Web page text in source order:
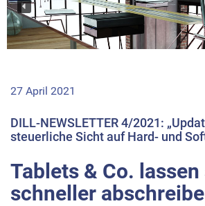
27 April 2021
DILL-NEWSLETTER 4/2021:
steuerliche Sicht auf Hard- und
Tablets & Co.
schneller